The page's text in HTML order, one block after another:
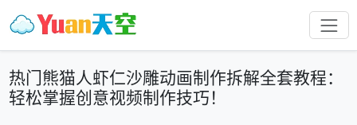
热门熊猫人虾仁沙雕动画制作拆解全套教程：
轻松掌握创意视频制作技巧！